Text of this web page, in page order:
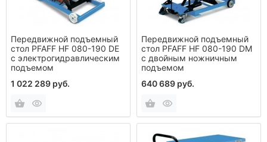
Передвижной подъемный
стол PFAFF HF 080-190 DE
с электрогидравлическим
подъемом
1 022 289 руб.
Передвижной подъемный
стол PFAFF HF 080-190 DM
с двойным ножничным
подъемом
640 689 руб.